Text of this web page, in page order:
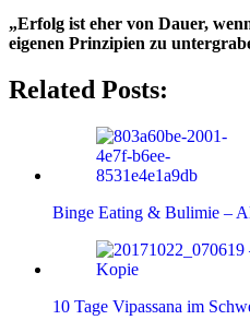
„Erfolg ist eher von Dauer,
eigenen Prinzipien zu
Related Posts:
Binge Eating & Bulimie –
10 Tage Vipassana im